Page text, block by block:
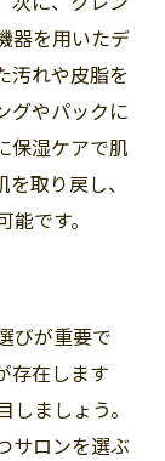
器を用いたデ
汚れや皮脂を
グやパックに
保湿ケアで肌
取り戻し、
です。
びが重要で
存在します
ましょう。
サロンを選ぶ